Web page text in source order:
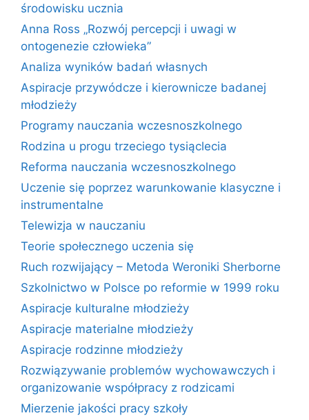
środowisku ucznia
Anna Ross „Rozwój percepcji i uwagi w
ontogenezie człowieka”
Analiza wyników badań własnych
Aspiracje przywódcze i kierownicze badanej
młodzieży
Programy nauczania wczesnoszkolnego
Rodzina u progu trzeciego tysiąclecia
Reforma nauczania wczesnoszkolnego
Uczenie się poprzez warunkowanie klasyczne i
instrumentalne
Telewizja w nauczaniu
Teorie społecznego uczenia się
Ruch rozwijający – Metoda Weroniki Sherborne
Szkolnictwo w Polsce po reformie w 1999 roku
Aspiracje kulturalne młodzieży
Aspiracje materialne młodzieży
Aspiracje rodzinne młodzieży
Rozwiązywanie problemów wychowawczych i
organizowanie współpracy z rodzicami
Mierzenie jakości pracy szkoły